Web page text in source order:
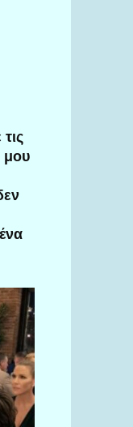
μου